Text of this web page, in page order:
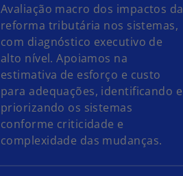
Avaliação macro dos impactos da
reforma tributária nos sistemas,
com diagnóstico executivo de
alto nível. Apoiamos na
estimativa de esforço e custo
para adequações, identificando e
priorizando os sistemas
conforme criticidade e
complexidade das mudanças.